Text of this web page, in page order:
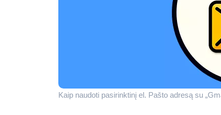
Kaip naudoti pasirinktinį el. Pašto adresą su